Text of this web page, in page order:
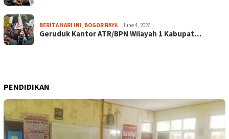
BERITA HARI INI, BOGOR RAYA June 4, 2026
Geruduk Kantor ATR/BPN Wilayah 1 Kabupat…
PENDIDIKAN